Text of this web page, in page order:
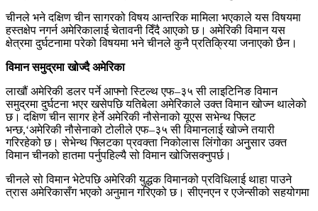
चीनले भने दक्षिण चीन सागरको विषय आन्तरिक मामिला भएकाले यस विषयमा
हस्तक्षेप नगर्न अमेरिकालाई चेतावनी दिँदै आएको छ। अमेरिकी विमान यस
क्षेत्रमा दुर्घटनामा परेको विषयमा भने चीनले कुनै प्रतिक्रिया जनाएको छैन।
विमान समुद्रमा खोज्दै अमेरिका
लाखौं अमेरिकी डलर पर्ने आफ्नो स्टिल्थ एफ–३५ सी लाइटिनिङ विमान
समुद्रमा दुर्घटना भएर खसेपछि यतिबेला अमेरिकाले उक्त विमान खोज्न थालेको
छ। दक्षिण चीन सागर हेर्ने अमेरिकी नौसेनाको यूएस सभेन्थ फ्लिट
भन्छ,‘अमेरिकी नौसेनाको टोलीले एफ–३५ सी विमानलाई खोज्ने तयारी
गरिरहेको छ। सेभेन्थ फ्लिटका प्रवक्ता निकोलास लिंगोका अनुुसार उक्त
विमान चीनको हातमा पर्नुपहिल्यै सो विमान खोजिसक्नुपर्छ।
चीनले सो विमान भेटेपछि अमेरिकी युद्धक विमानको प्रविधिलाई थाहा पाउने
त्रास अमेरिकासँग भएको अनुमान गरिएको छ। सीएनएन र एजेन्सीको सहयोगमा